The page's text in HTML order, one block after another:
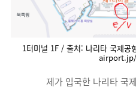
1터미널 1F / 출처: 나리타 국제
제가 입국한 나리타 국